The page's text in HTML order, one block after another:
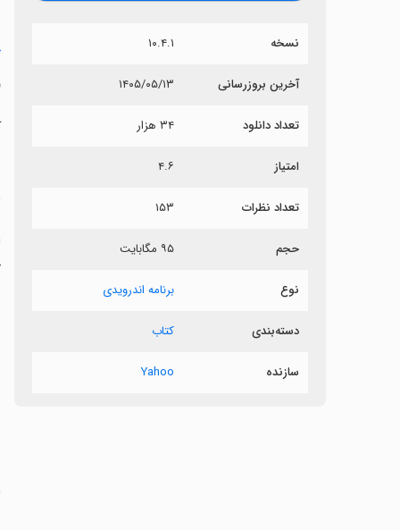
نسخه ۱۰.۴.۱
آخرین بروزرسانی ۱۴۰۵/۰۵/۱۳
تعداد دانلود ۳۴ هزار
امتیاز ۴.۶
تعداد نظرات ۱۵۳
حجم ۹۵ مگابایت
نوع برنامه اندرویدی
دسته‌بندی کتاب
سازنده Yahoo